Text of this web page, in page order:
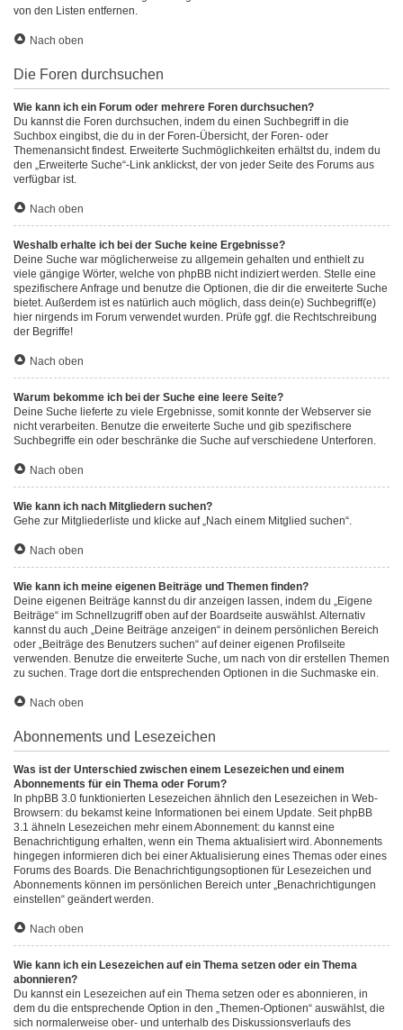
von den Listen entfernen.
Nach oben
Die Foren durchsuchen
Wie kann ich ein Forum oder mehrere Foren durchsuchen?
Du kannst die Foren durchsuchen, indem du einen Suchbegriff in die
Suchbox eingibst, die du in der Foren-Übersicht, der Foren- oder
Themenansicht findest. Erweiterte Suchmöglichkeiten erhältst du, indem du
den „Erweiterte Suche“-Link anklickst, der von jeder Seite des Forums aus
verfügbar ist.
Nach oben
Weshalb erhalte ich bei der Suche keine Ergebnisse?
Deine Suche war möglicherweise zu allgemein gehalten und enthielt zu
viele gängige Wörter, welche von phpBB nicht indiziert werden. Stelle eine
spezifischere Anfrage und benutze die Optionen, die dir die erweiterte Suche
bietet. Außerdem ist es natürlich auch möglich, dass dein(e) Suchbegriff(e)
hier nirgends im Forum verwendet wurden. Prüfe ggf. die Rechtschreibung
der Begriffe!
Nach oben
Warum bekomme ich bei der Suche eine leere Seite?
Deine Suche lieferte zu viele Ergebnisse, somit konnte der Webserver sie
nicht verarbeiten. Benutze die erweiterte Suche und gib spezifischere
Suchbegriffe ein oder beschränke die Suche auf verschiedene Unterforen.
Nach oben
Wie kann ich nach Mitgliedern suchen?
Gehe zur Mitgliederliste und klicke auf „Nach einem Mitglied suchen“.
Nach oben
Wie kann ich meine eigenen Beiträge und Themen finden?
Deine eigenen Beiträge kannst du dir anzeigen lassen, indem du „Eigene
Beiträge“ im Schnellzugriff oben auf der Boardseite auswählst. Alternativ
kannst du auch „Deine Beiträge anzeigen“ in deinem persönlichen Bereich
oder „Beiträge des Benutzers suchen“ auf deiner eigenen Profilseite
verwenden. Benutze die erweiterte Suche, um nach von dir erstellen Themen
zu suchen. Trage dort die entsprechenden Optionen in die Suchmaske ein.
Nach oben
Abonnements und Lesezeichen
Was ist der Unterschied zwischen einem Lesezeichen und einem
Abonnements für ein Thema oder Forum?
In phpBB 3.0 funktionierten Lesezeichen ähnlich den Lesezeichen in Web-
Browsern: du bekamst keine Informationen bei einem Update. Seit phpBB
3.1 ähneln Lesezeichen mehr einem Abonnement: du kannst eine
Benachrichtigung erhalten, wenn ein Thema aktualisiert wird. Abonnements
hingegen informieren dich bei einer Aktualisierung eines Themas oder eines
Forums des Boards. Die Benachrichtigungsoptionen für Lesezeichen und
Abonnements können im persönlichen Bereich unter „Benachrichtigungen
einstellen“ geändert werden.
Nach oben
Wie kann ich ein Lesezeichen auf ein Thema setzen oder ein Thema
abonnieren?
Du kannst ein Lesezeichen auf ein Thema setzen oder es abonnieren, in
dem du die entsprechende Option in den „Themen-Optionen“ auswählst, die
sich normalerweise ober- und unterhalb des Diskussionsverlaufs des